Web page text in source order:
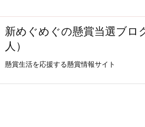
新めぐめぐの懸賞当選ブロ
人）
懸賞生活を応援する懸賞情報サイト